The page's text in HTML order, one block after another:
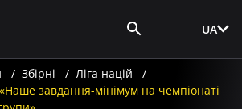
UA
Збірні
Ліга націй
завдання-мінімум на чемпіонаті